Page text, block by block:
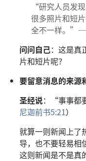
“研究人员发
很多照片和短
全不一样。
问问自己：这是真
片和短片呢？
要留意消息的来源
圣经说：“事事都
尼迦前书5:21）
就算一则新闻上了
导，也不要轻易相
这则新闻是不是真